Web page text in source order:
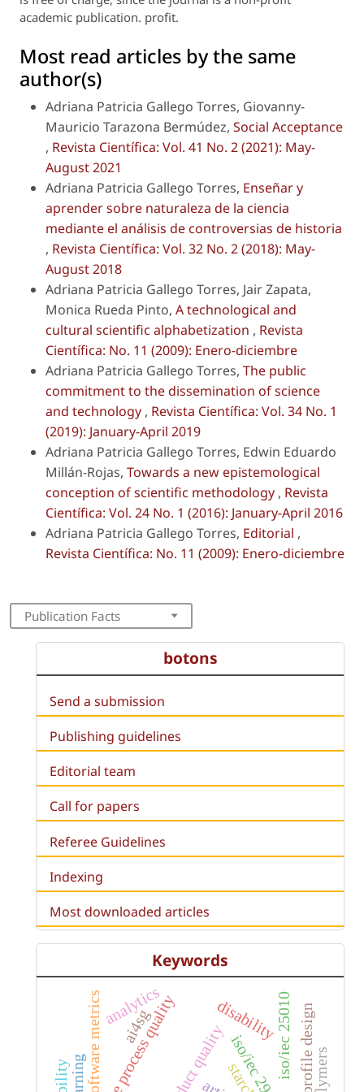
academic publication. profit.
Most read articles by the same
author(s)
Adriana Patricia Gallego Torres, Giovanny-
Mauricio Tarazona Bermúdez, Social Acceptance
, Revista Científica: Vol. 41 No. 2 (2021): May-
August 2021
Adriana Patricia Gallego Torres, Enseñar y
aprender sobre naturaleza de la ciencia
mediante el análisis de controversias de historia
, Revista Científica: Vol. 32 No. 2 (2018): May-
August 2018
Adriana Patricia Gallego Torres, Jair Zapata,
Monica Rueda Pinto, A technological and
cultural scientific alphabetization , Revista
Científica: No. 11 (2009): Enero-diciembre
Adriana Patricia Gallego Torres, The public
commitment to the dissemination of science
and technology , Revista Científica: Vol. 34 No. 1
(2019): January-April 2019
Adriana Patricia Gallego Torres, Edwin Eduardo
Millán-Rojas, Towards a new epistemological
conception of scientific methodology , Revista
Científica: Vol. 24 No. 1 (2016): January-April 2016
Adriana Patricia Gallego Torres, Editorial ,
Revista Científica: No. 11 (2009): Enero-diciembre
Publication Facts
botons
Send a submission
Publishing guidelines
Editorial team
Call for papers
Referee Guidelines
Indexing
Most downloaded articles
Keywords
iso/iec 25010
software metrics disability user profile design
starch
analytics
ai4sg